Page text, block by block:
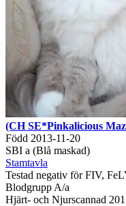
(CH SE*Pinkalicious
Född 2013-11-20
SBI a (Blå maskad)
Stamtavla
Testad negativ för FIV,
Blodgrupp A/a
Hjärt- och Njurscannad